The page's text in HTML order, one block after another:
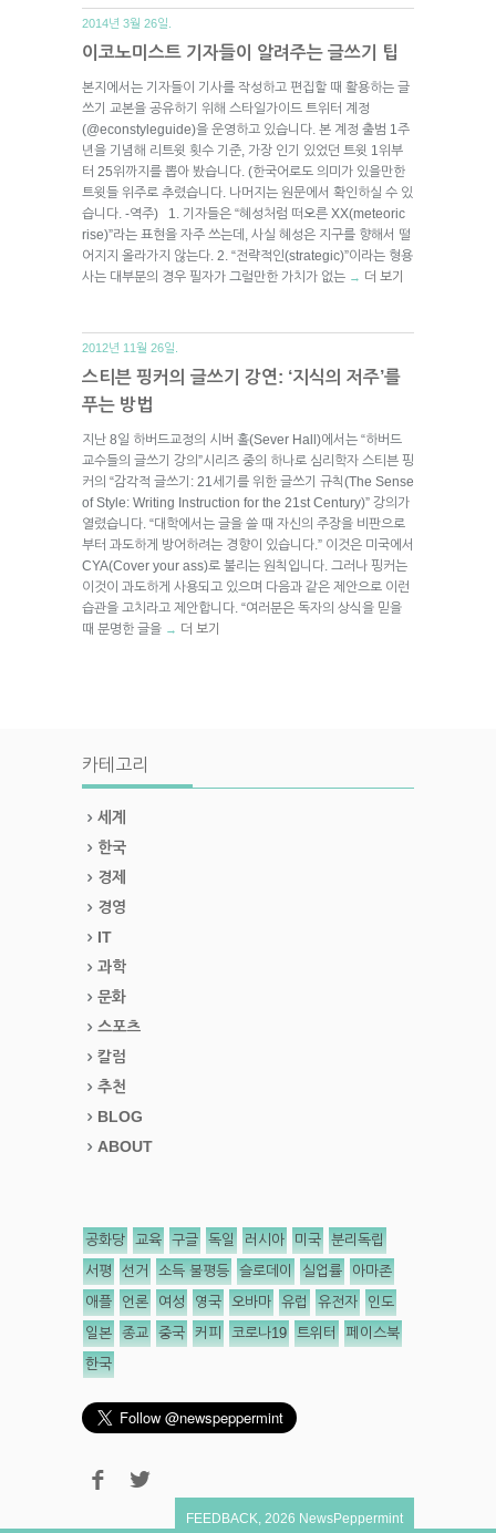
2014년 3월 26일.
이코노미스트 기자들이 알려주는 글쓰기 팁
본지에서는 기자들이 기사를 작성하고 편집할 때 활용하는 글
쓰기 교본을 공유하기 위해 스타일가이드 트위터 계정
(@econstyleguide)을 운영하고 있습니다. 본 계정 출범 1주
년을 기념해 리트윗 횟수 기준, 가장 인기 있었던 트윗 1위부
터 25위까지를 뽑아 봤습니다. (한국어로도 의미가 있을만한
트윗들 위주로 추렸습니다. 나머지는 원문에서 확인하실 수 있
습니다. -역주) 1. 기자들은 “혜성처럼 떠오른 XX(meteoric
rise)”라는 표현을 자주 쓰는데, 사실 혜성은 지구를 향해서 떨
어지지 올라가지 않는다. 2. “전략적인(strategic)”이라는 형용
사는 대부분의 경우 필자가 그럴만한 가치가 없는 → 더 보기
2012년 11월 26일.
스티븐 핑커의 글쓰기 강연: ‘지식의 저주’를
푸는 방법
지난 8일 하버드교정의 시버 홀(Sever Hall)에서는 “하버드
교수들의 글쓰기 강의”시리즈 중의 하나로 심리학자 스티븐 핑
커의 “감각적 글쓰기: 21세기를 위한 글쓰기 규칙(The Sense
of Style: Writing Instruction for the 21st Century)” 강의가
열렸습니다. “대학에서는 글을 쓸 때 자신의 주장을 비판으로
부터 과도하게 방어하려는 경향이 있습니다.” 이것은 미국에서
CYA(Cover your ass)로 불리는 원칙입니다. 그러나 핑커는
이것이 과도하게 사용되고 있으며 다음과 같은 제안으로 이런
습관을 고치라고 제안합니다. “여러분은 독자의 상식을 믿을
때 분명한 글을 → 더 보기
카테고리
세계
한국
경제
경영
IT
과학
문화
스포츠
칼럼
추천
BLOG
ABOUT
공화당 교육 구글 독일 러시아 미국 분리독립
서평 선거 소득 불평등 슬로데이 실업률 아마존
애플 언론 여성 영국 오바마 유럽 유전자 인도
일본 종교 중국 커피 코로나19 트위터 페이스북
한국
FEEDBACK 2026 NewsPeppermint